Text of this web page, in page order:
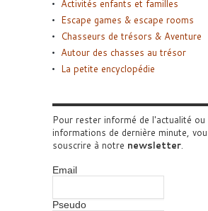
Activités enfants et familles
Escape games & escape rooms
Chasseurs de trésors & Aventure
Autour des chasses au trésor
La petite encyclopédie
Pour rester informé de l'actualité ou
informations de dernière minute,
souscrire à notre newsletter.
Email
Pseudo